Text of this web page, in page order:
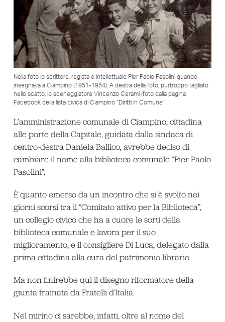
Nella foto lo scrittore, regista e intellettuale Pier Paolo Pasolini quando
insegnava a Ciampino (1951-1954). A destra della foto, purtroppo tagliato
nello scatto, lo sceneggiatore Vincenzo Cerami (foto dalla pagina
Facebook della lista civica di Ciampino “Diritti in Comune”
L’amministrazione comunale di Ciampino, cittadina
alle porte della Capitale, guidata dalla sindaca di
centro-destra Daniela Ballico, avrebbe deciso di
cambiare il nome alla biblioteca comunale “Pier Paolo
Pasolini”.
È quanto emerso da un incontro che si è svolto nei
giorni scorsi tra il “Comitato attivo per la Biblioteca”,
un collegio civico che ha a cuore le sorti della
biblioteca comunale e lavora per il suo
miglioramento, e il consigliere Di Luca, delegato dalla
prima cittadina alla cura del patrimonio librario.
Ma non finirebbe qui il disegno riformatore della
giunta trainata da Fratelli d’Italia.
Nel mirino ci sarebbe, infatti, oltre al nome del